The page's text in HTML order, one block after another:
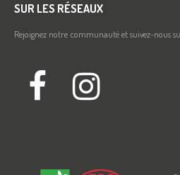
SUR LES RÉSEAUX
Rejoignez notre communauté et suivez-nous
Facebook